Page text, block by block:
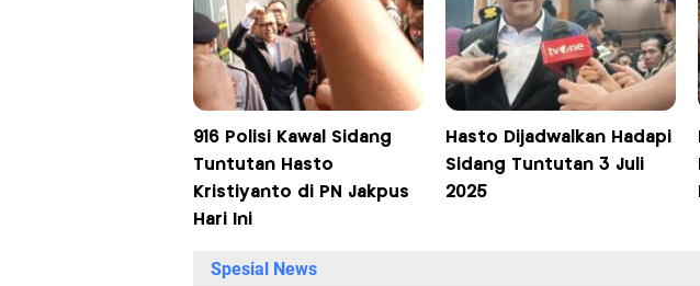
916 Polisi Kawal Sidang
Tuntutan Hasto
Kristiyanto di PN Jakpus
Hari Ini
Hasto Dijadwalkan Hadapi
Sidang Tuntutan 3 Juli
2025